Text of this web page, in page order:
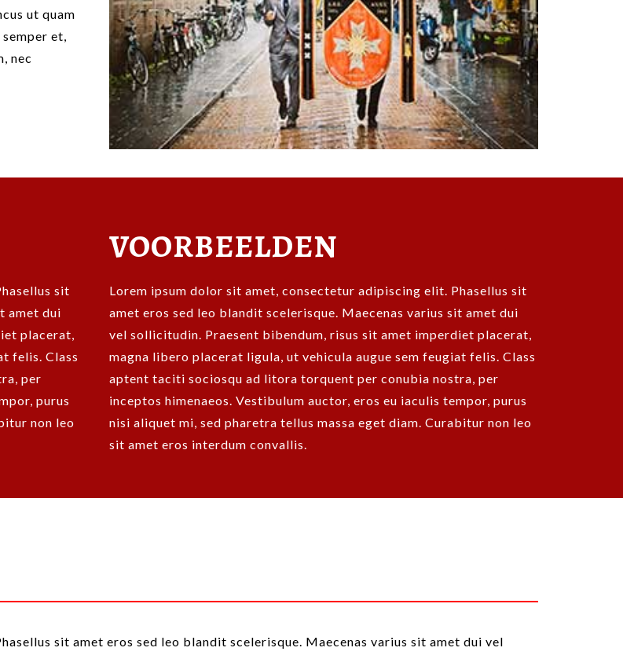
ut quam
et,
nec
sit
amet dui
placerat,
felis. Class
per
purus
non leo
VOORBEELDEN
Lorem ipsum dolor sit amet, consectetur adipiscing elit. Phasellus sit
amet eros sed leo blandit scelerisque. Maecenas varius sit amet dui
vel sollicitudin. Praesent bibendum, risus sit amet imperdiet placerat,
magna libero placerat ligula, ut vehicula augue sem feugiat felis. Class
aptent taciti sociosqu ad litora torquent per conubia nostra, per
inceptos himenaeos. Vestibulum auctor, eros eu iaculis tempor, purus
nisi aliquet mi, sed pharetra tellus massa eget diam. Curabitur non leo
sit amet eros interdum convallis.
sit amet eros sed leo blandit scelerisque. Maecenas varius sit amet dui vel